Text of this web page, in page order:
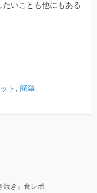
いことも他にもある
ト , 簡単
焼き』食レポ